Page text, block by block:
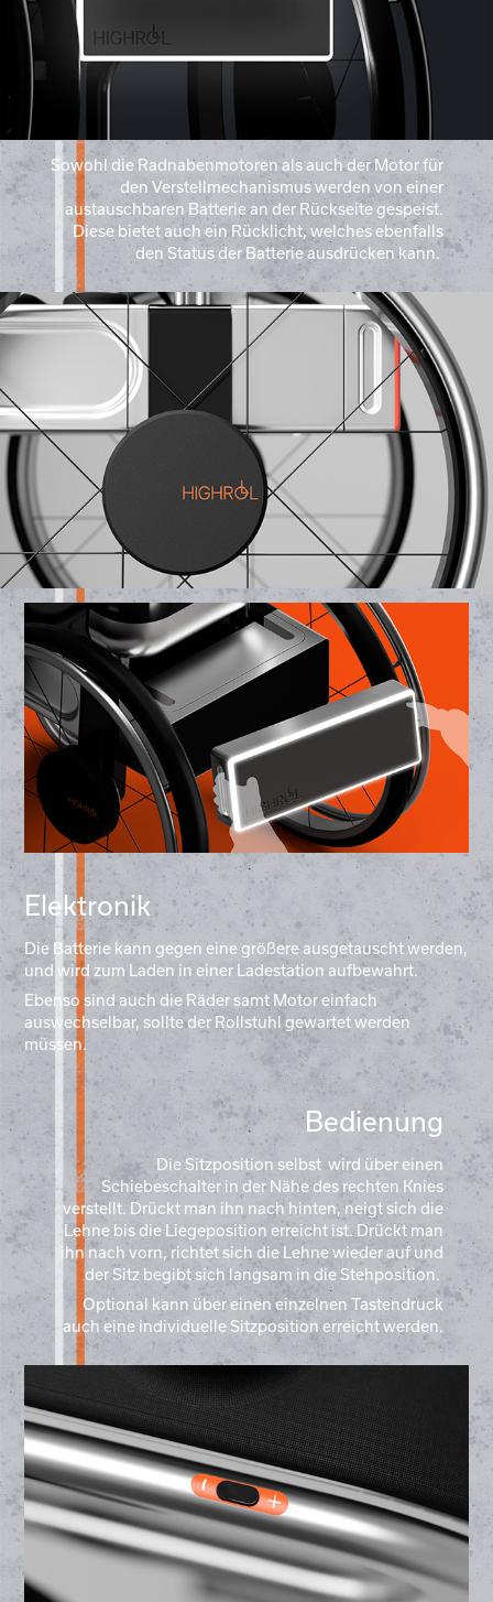
Sowohl die Radnabenmotoren als auch der Motor für
den Verstellmechanismus werden von einer
austauschbaren Batterie an der Rückseite gespeist.
Diese bietet auch ein Rücklicht, welches ebenfalls
den Status der Batterie ausdrücken kann.
Elektronik
Die Batterie kann gegen eine größere ausgetauscht werden,
und wird zum Laden in einer Ladestation aufbewahrt.
Ebenso sind auch die Räder samt Motor einfach
auswechselbar, sollte der Rollstuhl gewartet werden
müssen.
Bedienung
Die Sitzposition selbst wird über einen
Schiebeschalter in der Nähe des rechten Knies
verstellt. Drückt man ihn nach hinten, neigt sich die
Lehne bis die Liegeposition erreicht ist. Drückt man
ihn nach vorn, richtet sich die Lehne wieder auf und
der Sitz begibt sich langsam in die Stehposition.
Optional kann über einen einzelnen Tastendruck
auch eine individuelle Sitzposition erreicht werden.